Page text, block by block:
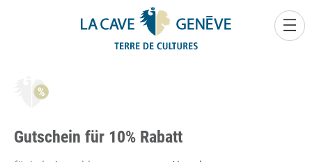
Gutschein für 10% Rabatt